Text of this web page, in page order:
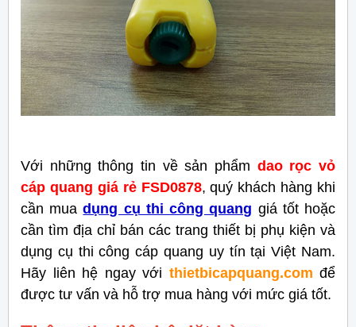
Với những thông tin về sản phẩm dao rọc vỏ
cáp quang giá rẻ FSD0878, quý khách hàng khi
cần muadụng cụ thi công quang giá tốt hoặc
cần tìm địa chỉ bán các trang thiết bị phụ kiện và
dụng cụ thi công cáp quang uy tín tại Việt Nam.
Hãy liên hệ ngay với thietbicapquang.com để
được tư vấn và hỗ trợ mua hàng với mức giá tốt.